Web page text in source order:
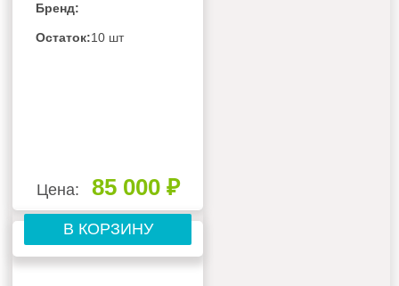
SG55HP.D03/RAC-I-
SG55HP.D03H
Бренд:
Остаток:10 шт
Цена: 85 000 ₽
В КОРЗИНУ